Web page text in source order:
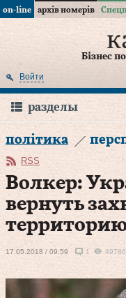
on-line архів номерів
Бізнес
Войти
разделы
політика
RSS
Волкер:
вернуть
17.05.2018 / 09:59 1 49786